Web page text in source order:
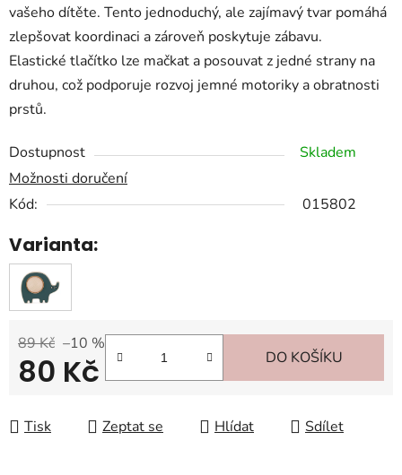
vašeho dítěte. Tento jednoduchý, ale zajímavý tvar pomáhá
zlepšovat koordinaci a zároveň poskytuje zábavu.
Elastické tlačítko lze mačkat a posouvat z jedné strany na
druhou, což podporuje rozvoj jemné motoriky a obratnosti
prstů.
Dostupnost
Skladem
Možnosti doručení
Kód:
015802
Varianta:
89 Kč –10 %
80 Kč DO KOŠÍKU
Tisk Zeptat se Hlídat Sdílet